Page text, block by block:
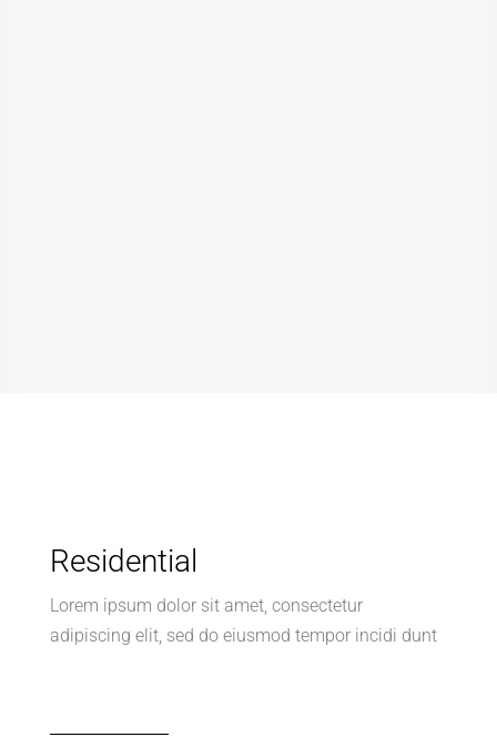
Residential
Lorem ipsum dolor sit amet, consectetur
adipiscing elit, sed do eiusmod tempor incidi dunt